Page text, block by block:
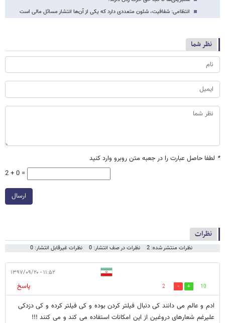
انتظامی: شفافیت، شئون متعددی دارد که یکی از آن‌ها انتشار مسائل مالی است
نظر شما
* لطفا حاصل عبارت را در جعبه متن روبرو وارد کنید
2 + 0 =
ارسال
نظرات
نظرات منتشر شده: 2 نظرات در صف انتشار: 0 نظرات غیرقابل انتشار: 0
۱۱:۵۲ - ۱۳۹۷/۰۹/۲۰
10
2
پاسخ
ادم و عالم می دانند کی دنبال فیلتر کردن بوده و کی فیلتر کرده و کی دزدکی
علیرغم شعارهای دروغین از این امکانات استفاده می کند و می کنند !!!